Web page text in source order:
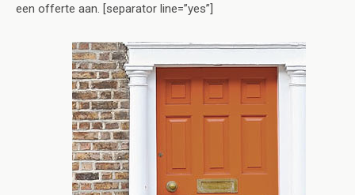
een offerte aan. [separator line=”yes”]